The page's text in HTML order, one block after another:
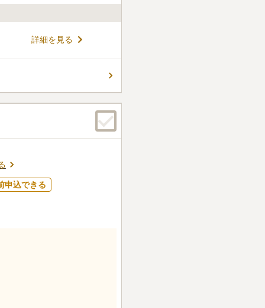
す。荒川区の住宅街にあり
っています。整理された墓
出来、緑との調和が目に
のアクセスも良好です。
詳細を見る
申込できる